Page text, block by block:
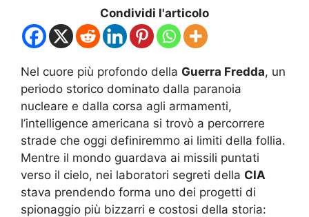
Condividi l'articolo
Nel cuore più profondo della Guerra Fredda, un
periodo storico dominato dalla paranoia
nucleare e dalla corsa agli armamenti,
l’intelligence americana si trovò a percorrere
strade che oggi definiremmo ai limiti della follia.
Mentre il mondo guardava ai missili puntati
verso il cielo, nei laboratori segreti della CIA
stava prendendo forma uno dei progetti di
spionaggio più bizzarri e costosi della storia: